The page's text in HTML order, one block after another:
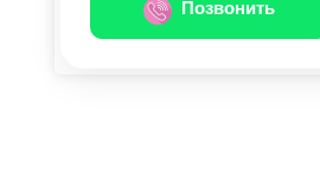
Позвонить